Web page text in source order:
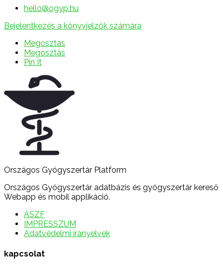
hello@ogyp.hu
Bejelentkezés a könyvjelzők számára
Megosztás
Megosztás
Pin It
Országos Gyógyszertár Platform
Országos Gyógyszertár adatbázis és gyógyszertár kereső
Webapp és mobil applikáció.
ÁSZF
IMPRESSZUM
Adatvédelmi irányelvek
kapcsolat